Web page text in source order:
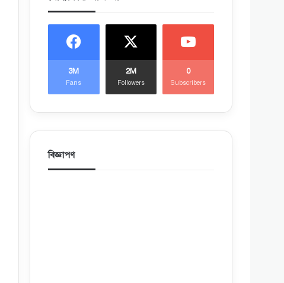
3M
Fans
2M
Followers
0
Subscribers
বিজ্ঞাপণ